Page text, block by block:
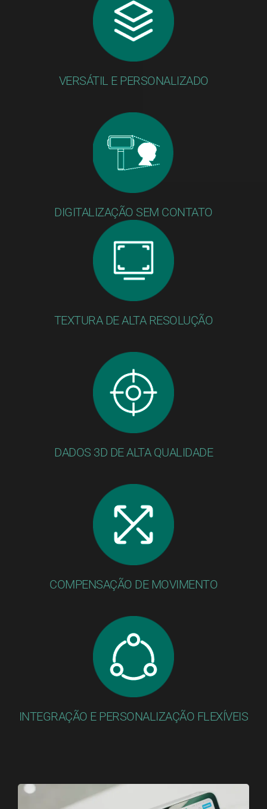
VERSÁTIL E PERSONALIZADO
DIGITALIZAÇÃO SEM CONTATO
TEXTURA DE ALTA RESOLUÇÃO
DADOS 3D DE ALTA QUALIDADE
COMPENSAÇÃO DE MOVIMENTO
INTEGRAÇÃO E PERSONALIZAÇÃO FLEXÍVEIS